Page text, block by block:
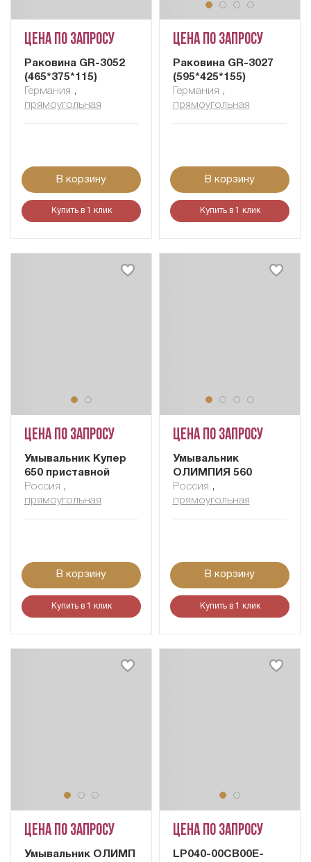
Цена по запросу
Раковина GR-3052
(465*375*115)
Германия ,
прямоугольная
В корзину
Купить в 1 клик
Цена по запросу
Раковина GR-3027
(595*425*155)
Германия ,
прямоугольная
В корзину
Купить в 1 клик
Цена по запросу
Умывальник Купер
650 приставной
Россия ,
прямоугольная
В корзину
Купить в 1 клик
Цена по запросу
Умывальник
ОЛИМПИЯ 560
Россия ,
прямоугольная
В корзину
Купить в 1 клик
Цена по запросу
Умывальник ОЛИМП
Цена по запросу
LP040-00CB00E-